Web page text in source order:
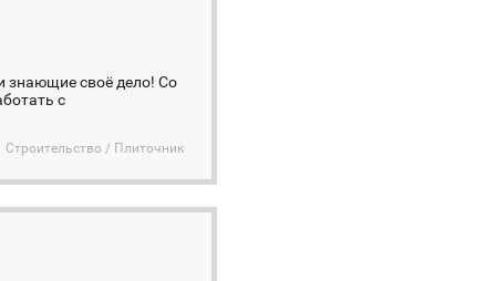
знающие своё дело! Со
с
Строительство / Плиточник